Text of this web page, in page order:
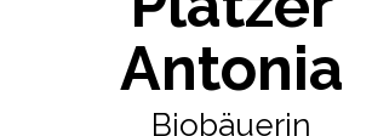
Antonia
Biobäuerin